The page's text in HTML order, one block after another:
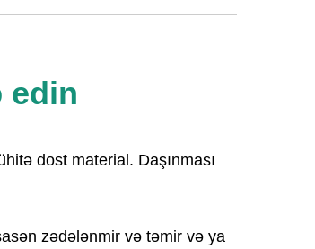
edin
dost material. Daşınması
zədələnmir və təmir və ya